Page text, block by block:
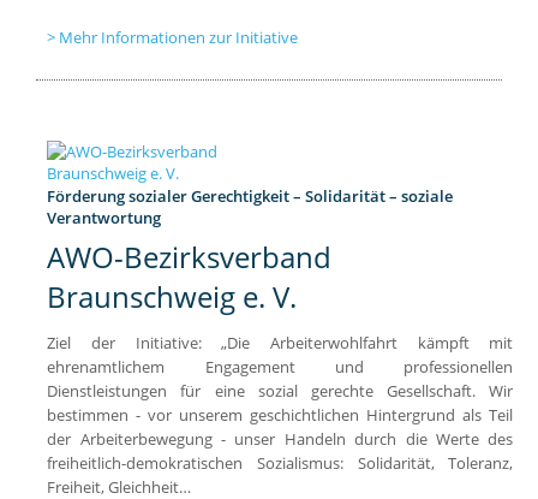
Mehr Informationen zur Initiative
Förderung sozialer Gerechtigkeit – Solidarität – soziale
Verantwortung
AWO-Bezirksverband
Braunschweig e. V.
Ziel der Initiative: „Die Arbeiterwohlfahrt kämpft mit
ehrenamtlichem Engagement und professionellen
Dienstleistungen für eine sozial gerechte Gesellschaft. Wir
bestimmen - vor unserem geschichtlichen Hintergrund als Teil
der Arbeiterbewegung - unser Handeln durch die Werte des
freiheitlich-demokratischen Sozialismus: Solidarität, Toleranz,
Freiheit, Gleichheit…